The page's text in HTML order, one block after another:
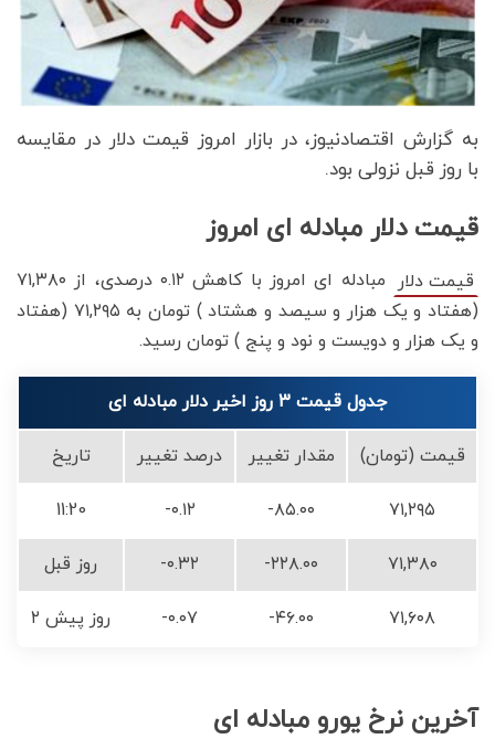
به گزارش اقتصادنیوز، در بازار امروز قیمت دلار در مقایسه
با روز قبل نزولی بود.
قیمت دلار مبادله ای امروز
قیمت دلار
مبادله ای امروز با کاهش ۰.۱۲ درصدی، از ۷۱,۳۸۰
(هفتاد و یک هزار و سیصد و هشتاد ) تومان به ۷۱,۲۹۵ (هفتاد
و یک هزار و دویست و نود و پنج ) تومان رسید.
جدول قیمت 3 روز اخیر دلار مبادله ای
قیمت (تومان) مقدار تغییر درصد تغییر تاریخ
۷۱,۲۹۵ -۸۵.۰۰ -۰.۱۲ 11:20
۷۱,۳۸۰ -۲۲۸.۰۰ -۰.۳۲ روز قبل
۷۱,۶۰۸ -۴۶.۰۰ -۰.۰۷ ۲ روز پیش
آخرین نرخ یورو مبادله ای